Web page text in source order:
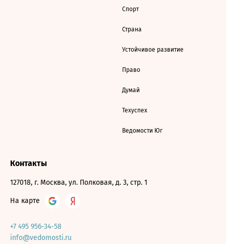
Спорт
Страна
Устойчивое развитие
Право
Думай
Техуспех
Ведомости Юг
Контакты
127018, г. Москва, ул. Полковая, д. 3, стр. 1
На карте
+7 495 956-34-58
info@vedomosti.ru